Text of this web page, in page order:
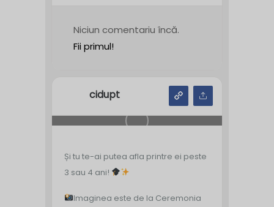
Niciun comentariu încă.
Fii primul!
cidupt
Și tu te-ai putea afla printre ei peste
3 sau 4 ani!
Imaginea este de la Ceremonia